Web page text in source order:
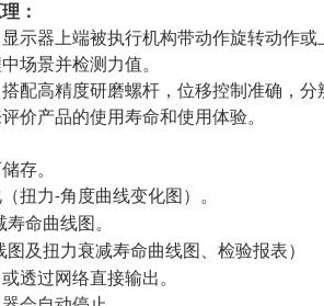
：
示器上端被执行机构带动作旋转动作
场景并检测力值。
配高精度研磨螺杆，位移控制准确，
价产品的使用寿命和使用体验。
存。
扭力-角度曲线变化图）。
命曲线图。
图及扭力衰减寿命曲线图、检验报表）
透过网络直接输出。